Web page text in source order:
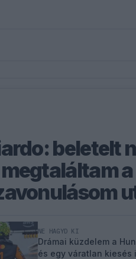
beletelt
NE HAGYD KI
Drámai küzdelem a
és egy váratlan kiesés